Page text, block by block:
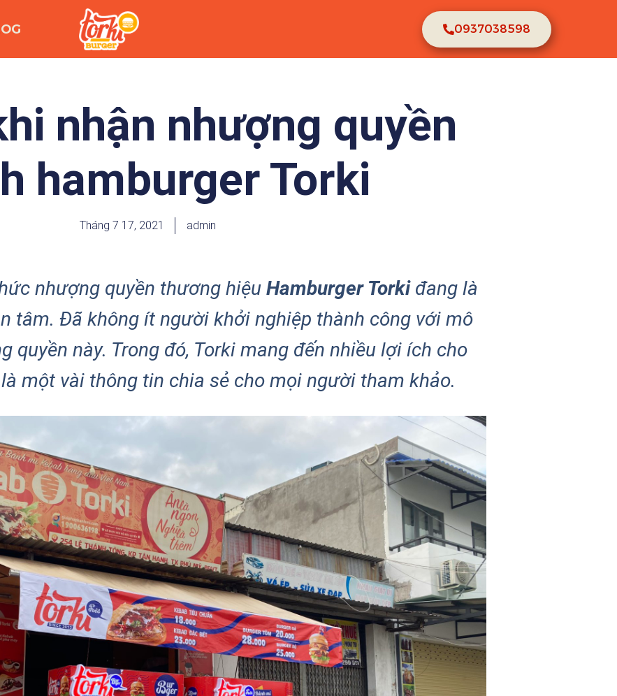
0937038598
nhận nhượng quyền
hamburger Torki
Tháng 7 17, 2021 admin
nhượng quyền thương hiệu Hamburger Torkiđang là
tâm. Đã không ít người khởi nghiệp thành công với mô
quyền này. Trong đó, Torki mang đến nhiều lợi ích cho
một vài thông tin chia sẻ cho mọi người tham khảo.